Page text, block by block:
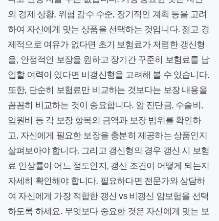
의 경제 상황, 위험 감수 수준, 장기적인 계획 등을 고려
하여 자신에게 맞는 상품을 선택하는 것입니다. 젊고 경
제적으로 여유가 없다면 초기 보험료가 저렴한 갱신형
을, 안정적인 보장을 원하고 장기간 꾸준히 보험료를 납
입할 여력이 있다면 비갱신형을 고려해 볼 수 있습니다.
또한, 단순히 보험료만 비교하는 것보다는 보장 내용을
꼼꼼히 비교하는 것이 중요합니다. 암 진단금, 수술비,
입원비 등 각 보장 항목의 금액과 보장 범위를 확인하
고, 자신에게 필요한 보장을 충분히 제공하는 상품인지
살펴보아야 합니다. 그리고 갱신형의 경우 갱신 시 보험
료 인상률이 어느 정도인지, 갱신 조건이 어떻게 되는지
자세히 확인해야 합니다. 필요하다면 전문가와 상담하
여 자신에게 가장 적합한 갱신 vs 비갱신 암보험을 선택
하도록 하세요. 무엇보다 중요한 것은 자신에게 맞는 보